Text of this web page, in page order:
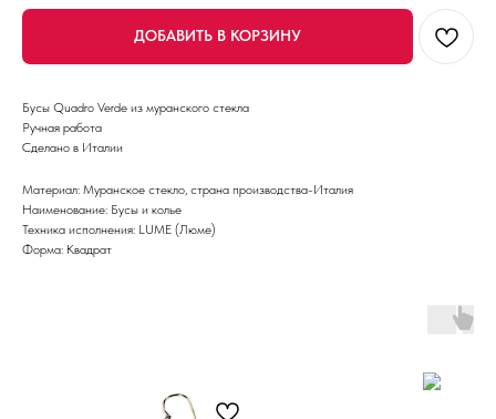
ДОБАВИТЬ В КОРЗИНУ
Бусы Quadro Verde из муранского стекла
Ручная работа
Сделано в Италии
Материал: Муранское стекло, страна производства-Италия
Наименование: Бусы и колье
Техника исполнения: LUME (Люме)
Форма: Квадрат